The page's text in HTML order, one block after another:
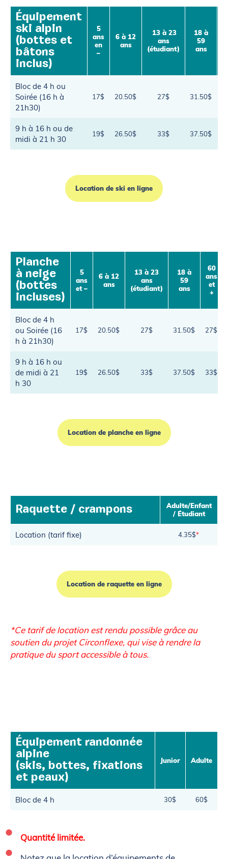
Équipement
ski alpin
(bottes et
bâtons
inclus)
5
ans
en
–
6 à 12
ans
13 à 23
ans
(étudiant)
18 à
59
ans
Bloc de 4 h ou
Soirée (16 h à
21h30)
17$ 20.50$ 27$ 31.50$
9 h à 16 h ou de
midi à 21 h 30
19$ 26.50$ 33$ 37.50$
Location de ski en ligne
Planche
à neige
(bottes
incluses)
5
ans
et –
6 à 12
ans
13 à 23
ans
(étudiant)
18 à
59
ans
60
ans
et
+
Bloc de 4 h
ou Soirée (16
h à 21h30)
17$ 20.50$ 27$ 31.50$ 27$
9 h à 16 h ou
de midi à 21
h 30
19$ 26.50$ 33$ 37.50$ 33$
Location de planche en ligne
Raquette / crampons
Adulte/Enfant
/ Étudiant
Location (tarif fixe) 4.35$*
Location de raquette en ligne
*Ce tarif de location est rendu possible grâce au
soutien du projet Circonflexe, qui vise à rendre la
pratique du sport accessible à tous.
Équipement randonnée
alpine
(skis, bottes, fixations
et peaux)
Junior Adulte
Bloc de 4 h 30$ 60$
Quantité limitée.